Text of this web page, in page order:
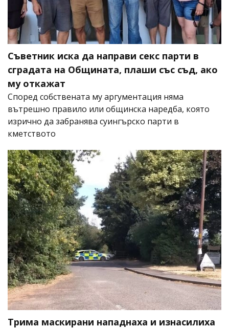
Съветник иска да направи секс парти в
сградата на Общината, плаши със съд, ако
му откажат
Според собствената му аргументация няма
вътрешно правило или общинска наредба, която
изрично да забранява суингърско парти в
кметството
Трима маскирани нападнаха и изнасилиха